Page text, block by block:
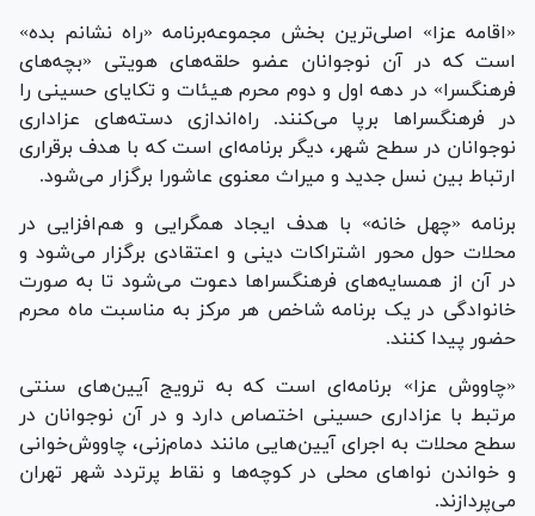
«اقامه عزا» اصلی‌ترین بخش مجموعه‌برنامه «راه نشانم بده»
است که در آن نوجوانان عضو حلقه‌های هویتی «بچه‌های
فرهنگسرا» در دهه اول و دوم محرم هیئات و تکایای حسینی را
در فرهنگسرا‌ها برپا می‌کنند. راه‌اندازی دسته‌های عزاداری
نوجوانان در سطح شهر، دیگر برنامه‌ای است که با هدف برقراری
ارتباط بین نسل جدید و میراث معنوی عاشورا برگزار می‌شود.
برنامه «چهل خانه» با هدف ایجاد همگرایی و هم‌افزایی در
محلات حول محور اشتراکات دینی و اعتقادی برگزار می‌شود و
در آن از همسایه‌های فرهنگسرا‌ها دعوت می‌شود تا به صورت
خانوادگی در یک برنامه شاخص هر مرکز به مناسبت ماه محرم
حضور پیدا کنند.
«چاووش عزا» برنامه‌ای است که به ترویج آیین‌های سنتی
مرتبط با عزاداری حسینی اختصاص دارد و در آن نوجوانان در
سطح محلات به اجرای آیین‌هایی مانند دمام‌زنی، چاووش‌خوانی
و خواندن نوا‌های محلی در کوچه‌ها و نقاط پرتردد شهر تهران
می‌پردازند.